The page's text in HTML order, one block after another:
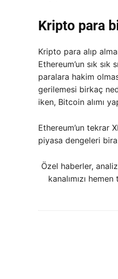
Kripto para
Kripto para alıp
Ethereum’un sık
paralara hakim
gerilemesi birkaç
iken, Bitcoin alımı
Ethereum’un tekrar
piyasa dengeleri
Özel haberler,
kanalımızı